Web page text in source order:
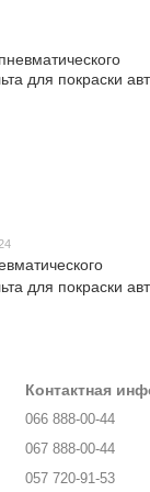
для покраски
Контактная
066 888-00-44
067 888-00-44
057 720-91-53